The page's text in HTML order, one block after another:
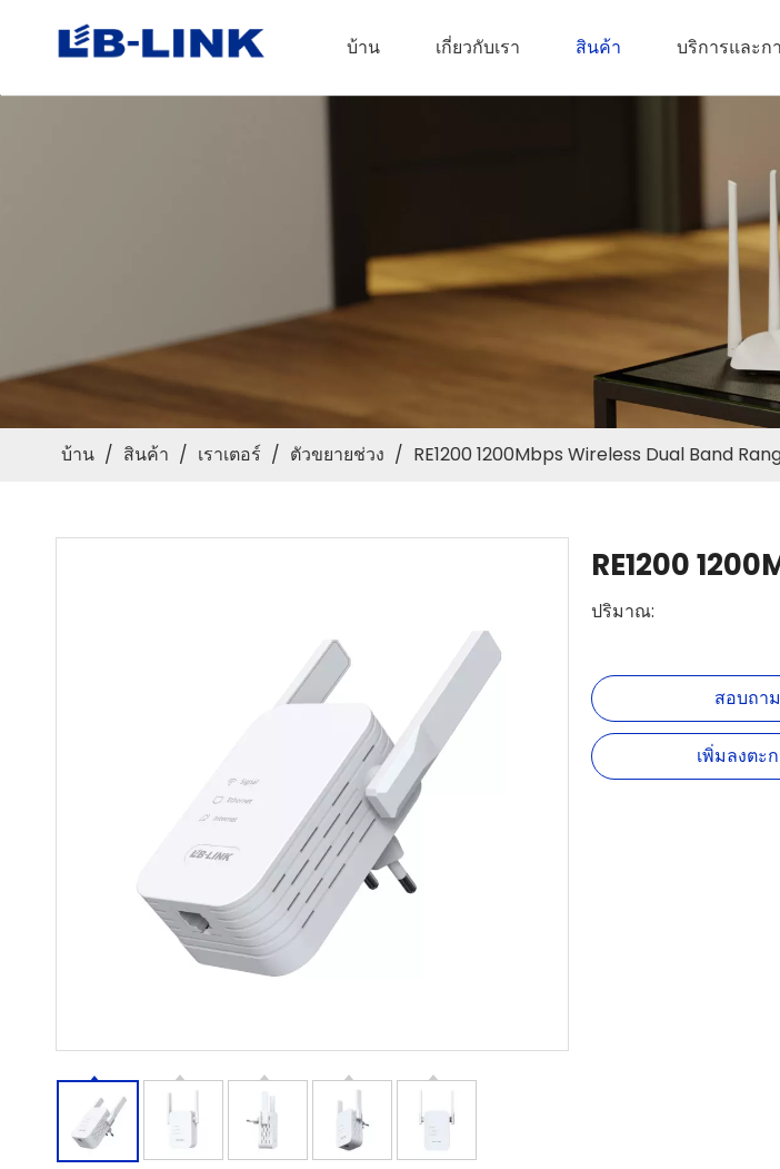
บ้าน เกี่ยวกับเรา สินค้า บริการและ
บ้าน / สินค้า / เราเตอร์ / ตัวขยายช่วง / RE1200 1200Mbps Wireless Dual Band
RE1200
ปริมาณ:
สอบถาม
เพิ่มลงตะ